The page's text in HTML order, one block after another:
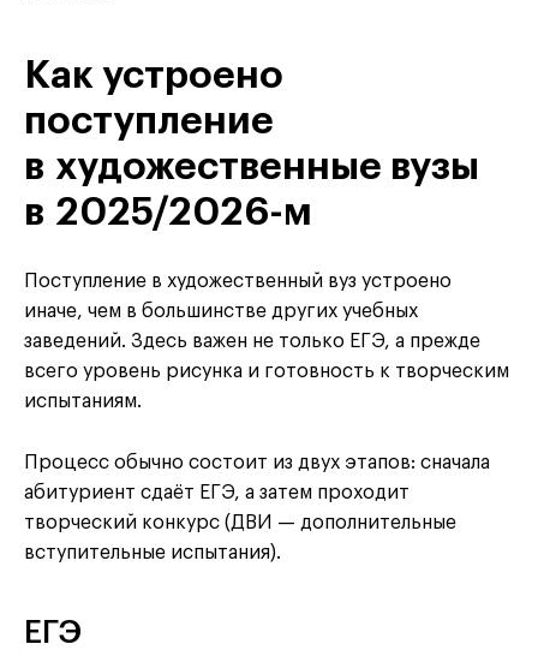
Как устроено
поступление
в художественные вузы
в 2025/2026-м
Поступление в художественный вуз устроено
иначе, чем в большинстве других учебных
заведений. Здесь важен не только ЕГЭ, а прежде
всего уровень рисунка и готовность к творческим
испытаниям.
Процесс обычно состоит из двух этапов: сначала
абитуриент сдаёт ЕГЭ, а затем проходит
творческий конкурс (ДВИ — дополнительные
вступительные испытания).
ЕГЭ